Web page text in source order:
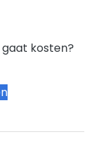
kosten?